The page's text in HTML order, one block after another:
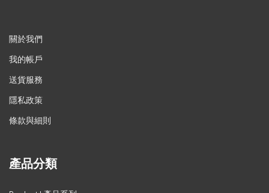
關於我們
我的帳戶
送貨服務
隱私政策
條款與細則
產品分類